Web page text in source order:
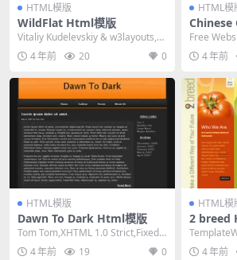
HTML模版
WildFlat Html模版
Vitaliy Kudelevskiy & w3layouts,H
TML...
4 年前 20 0
HTML模
Chinese
Free
1.0 Transit...
4 年前
HTML模版
Dawn To Dark Html模版
Tom Tom,XHTML 1.0 Strict,Fixed
Width, 2 ...
4 年前 19 0
HTML模
2 breed
tional,Fix...
4 年前